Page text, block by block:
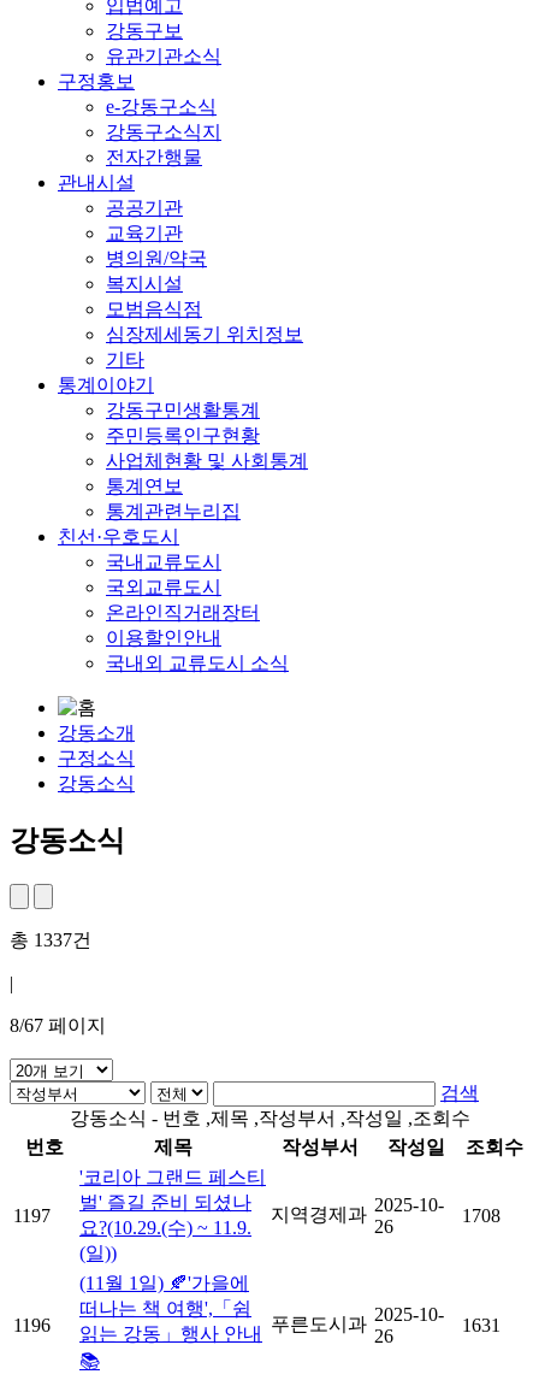
입법예고
강동구보
유관기관소식
구정홍보
e-강동구소식
강동구소식지
전자간행물
관내시설
공공기관
교육기관
병의원/약국
복지시설
모범음식점
심장제세동기 위치정보
기타
통계이야기
강동구민생활통계
주민등록인구현황
사업체현황 및 사회통계
통계연보
통계관련누리집
친선·우호도시
국내교류도시
국외교류도시
온라인직거래장터
이용할인안내
국내외 교류도시 소식
강동소개
구정소식
강동소식
강동소식
총 1337건
|
8/67 페이지
검색
강동소식 - 번호 ,제목 ,작성부서 ,작성일 ,조회수
번호
제목 작성부서 작성일 조회수
1197
'코리아 그랜드 페스티
벌' 즐길 준비 되셨나
요?(10.29.(수) ~ 11.9.
(일))
지역경제과 2025-10-
26
1708
1196
(11월 1일) 🍂'가을에
떠나는 책 여행',「쉼
읽는 강동」행사 안내
📚
푸른도시과 2025-10-
26
1631